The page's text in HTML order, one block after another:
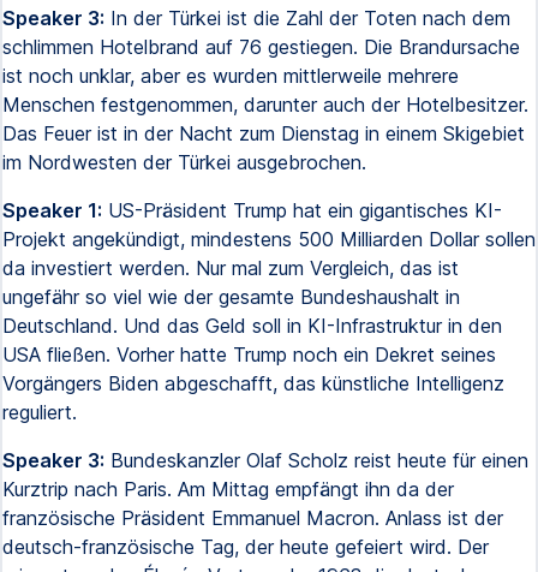
Speaker 3: In der Türkei ist die Zahl der Toten nach dem
schlimmen Hotelbrand auf 76 gestiegen. Die Brandursache
ist noch unklar, aber es wurden mittlerweile mehrere
Menschen festgenommen, darunter auch der Hotelbesitzer.
Das Feuer ist in der Nacht zum Dienstag in einem Skigebiet
im Nordwesten der Türkei ausgebrochen.
Speaker 1: US-Präsident Trump hat ein gigantisches KI-
Projekt angekündigt, mindestens 500 Milliarden Dollar sollen
da investiert werden. Nur mal zum Vergleich, das ist
ungefähr so viel wie der gesamte Bundeshaushalt in
Deutschland. Und das Geld soll in KI-Infrastruktur in den
USA fließen. Vorher hatte Trump noch ein Dekret seines
Vorgängers Biden abgeschafft, das künstliche Intelligenz
reguliert.
Speaker 3: Bundeskanzler Olaf Scholz reist heute für einen
Kurztrip nach Paris. Am Mittag empfängt ihn da der
französische Präsident Emmanuel Macron. Anlass ist der
deutsch-französische Tag, der heute gefeiert wird. Der